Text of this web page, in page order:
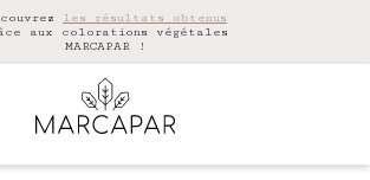
les résultats obtenus
aux colorations végétales
MARCAPAR !